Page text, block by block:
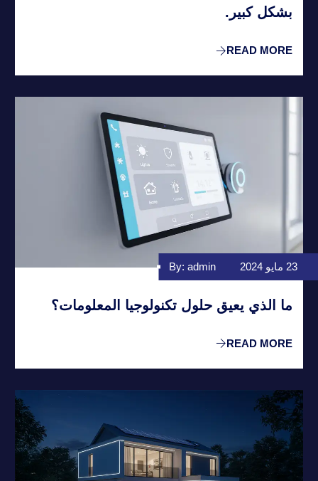
بشكل كبير.
READ MORE
23 مايو 2024 By: admin
ما الذي يعيق حلول تكنولوجيا المعلومات؟
READ MORE